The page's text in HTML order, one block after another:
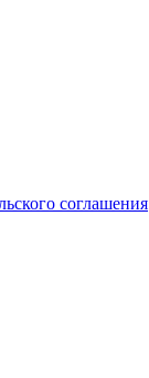
соглашения